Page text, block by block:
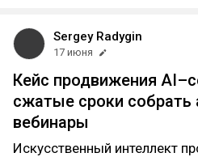
Sergey Radygin
17 июня
Кейс продвижения
сжатые сроки собрать
вебинары
Искусственный интеллект